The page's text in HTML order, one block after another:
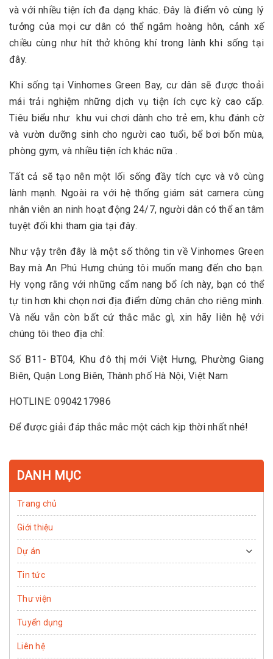
và với nhiều tiện ích đa dạng khác. Đây là điểm vô cùng lý
tưởng của mọi cư dân có thể ngắm hoàng hôn, cảnh xế
chiều cùng như hít thở không khí trong lành khi sống tại
đây.
Khi sống tại Vinhomes Green Bay, cư dân sẽ được thoải
mái trải nghiệm những dịch vụ tiện ích cực kỳ cao cấp.
Tiêu biểu như khu vui chơi dành cho trẻ em, khu đánh cờ
và vườn dưỡng sinh cho người cao tuổi, bể bơi bốn mùa,
phòng gym, và nhiều tiện ích khác nữa .
Tất cả sẽ tạo nên một lối sống đầy tích cực và vô cùng
lành mạnh. Ngoài ra với hệ thống giám sát camera cùng
nhân viên an ninh hoạt động 24/7, người dân có thể an tâm
tuyệt đối khi tham gia tại đây.
Như vậy trên đây là một số thông tin về Vinhomes Green
Bay mà An Phú Hưng chúng tôi muốn mang đến cho bạn.
Hy vọng rằng với những cẩm nang bổ ích này, bạn có thể
tự tin hơn khi chọn nơi địa điểm dừng chân cho riêng mình.
Và nếu vẫn còn bất cứ thắc mắc gì, xin hãy liên hệ với
chúng tôi theo địa chỉ:
Số B11- BT04, Khu đô thị mới Việt Hưng, Phường Giang
Biên, Quận Long Biên, Thành phố Hà Nội, Việt Nam
HOTLINE: 0904217986
Để được giải đáp thắc mắc một cách kịp thời nhất nhé!
DANH MỤC
Trang chủ
Giới thiệu
Dự án
Tin tức
Thư viện
Tuyển dụng
Liên hệ